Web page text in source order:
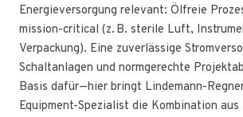
Energieversorgung relevant: Ölfreie
mission-critical (z. B. sterile Luft,
Verpackung). Eine zuverlässige
Schaltanlagen und normgerechte
Basis dafür—hier bringt Lindemann-
Equipment-Spezialist die Kombination aus